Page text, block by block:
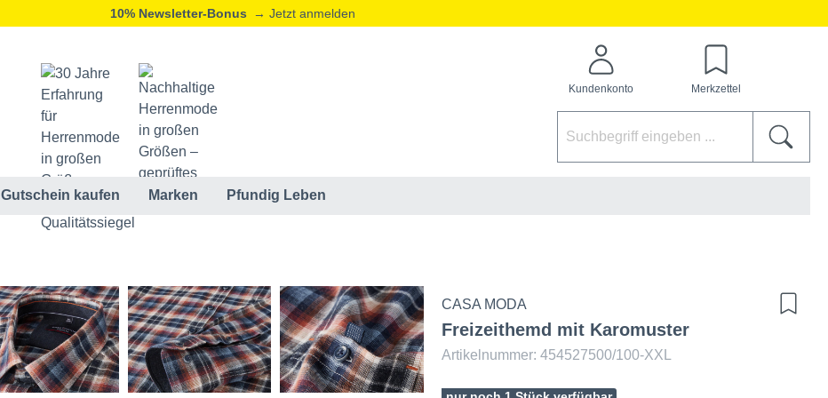
10% Newsletter-Bonus → Jetzt anmelden
Kundenkonto Merkzettel
Gutschein kaufen Marken Pfundig Leben
CASA MODA
Freizeithemd mit Karomuster
Artikelnummer: 454527500/100-XXL